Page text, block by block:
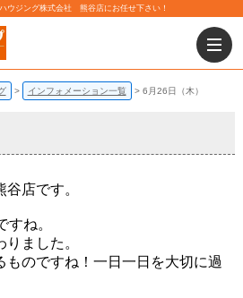
ウジング株式会社 熊谷店にお任せ下さい！
インフォメーション一覧 6月26日（木）
店です。
ね。
ました。
ものですね！一日一日を大切に過